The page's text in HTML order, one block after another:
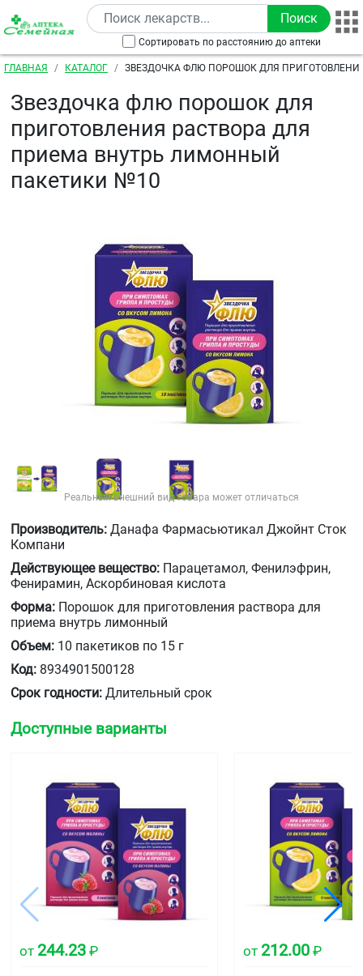
Перейти к основному содержанию
Сортировать по расстоянию до аптеки
Строка навигации
ГЛАВНАЯ КАТАЛОГ
ЗВЕЗДОЧКА ФЛЮ ПОРОШОК ДЛЯ
Звездочка флю порошок для
приготовления раствора для
приема внутрь лимонный
пакетики №10
Реальный внешний вид товара может отличаться
Производитель: Данафа Фармасьютикал Джойнт Сток
Компани
Действующее вещество: Парацетамол, Фенилэфрин,
Фенирамин, Аскорбиновая кислота
Форма: Порошок для приготовления раствора для
приема внутрь лимонный
Объем: 10 пакетиков по 15 г
Код: 8934901500128
Срок годности: Длительный срок
Доступные варианты
от 244.23 ₽ от 212.00 ₽